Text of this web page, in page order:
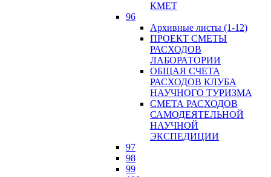
КМЕТ
96
Архивные листы (1-12)
ПРОЕКТ СМЕТЫ
РАСХОДОВ
ЛАБОРАТОРИИ
ОБЩАЯ СЧЕТА
РАСХОДОВ КЛУБА
НАУЧНОГО ТУРИЗМА
СМЕТА РАСХОДОВ
САМОДЕЯТЕЛЬНОЙ
НАУЧНОЙ
ЭКСПЕДИЦИИ
97
98
99